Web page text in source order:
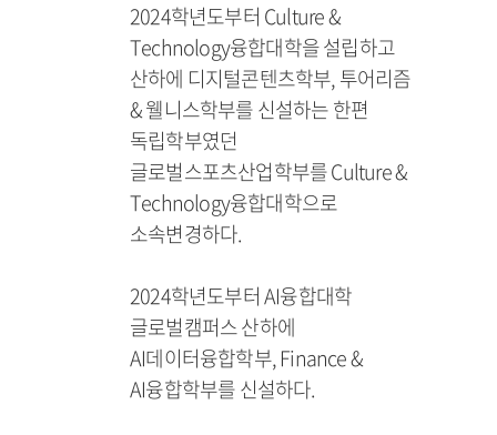
2024학년도부터 Culture &
Technology융합대학을 설립하고
산하에 디지털콘텐츠학부, 투어리즘
& 웰니스학부를 신설하는 한편
독립학부였던
글로벌스포츠산업학부를 Culture &
Technology융합대학으로
소속변경하다.
2024학년도부터 AI융합대학
글로벌캠퍼스 산하에
AI데이터융합학부, Finance &
AI융합학부를 신설하다.